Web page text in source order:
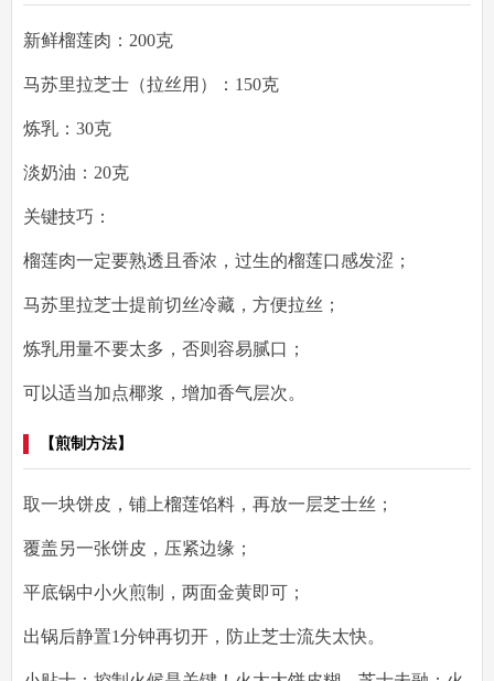
新鲜榴莲肉：200克
马苏里拉芝士（拉丝用）：150克
炼乳：30克
淡奶油：20克
关键技巧 ：
榴莲肉一定要熟透且香浓，过生的榴莲口感发涩；
马苏里拉芝士提前切丝冷藏，方便拉丝；
炼乳用量不要太多，否则容易腻口；
可以适当加点椰浆，增加香气层次。
【煎制方法】
取一块饼皮，铺上榴莲馅料，再放一层芝士丝；
覆盖另一张饼皮，压紧边缘；
平底锅中小火煎制，两面金黄即可；
出锅后静置1分钟再切开，防止芝士流失太快。